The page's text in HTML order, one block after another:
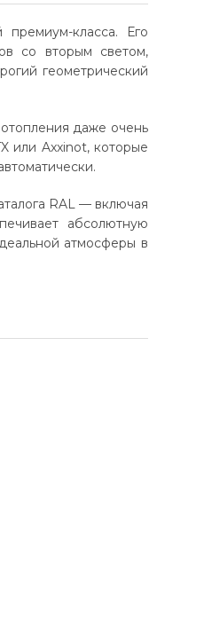
класса. Его
со вторым светом,
геометрический
даже очень
или Axxinot, которые
RAL — включая
абсолютную
атмосферы в